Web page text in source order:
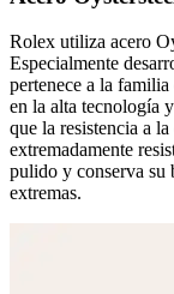
Rolex utiliza acero
Especialmente
pertenece a la
en la alta tecnología
que la resistencia a
extremadamente
pulido y conserva su
extremas.